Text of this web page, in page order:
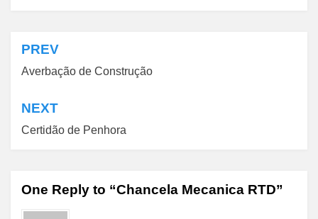
Navegação
de
Post
PREV
Averbação de Construção
NEXT
Certidão de Penhora
One Reply to “Chancela Mecanica RTD”